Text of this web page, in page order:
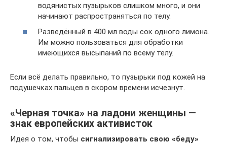
водянистых пузырьков слишком много, и они
начинают распространяться по телу.
Разведённый в 400 мл воды сок одного лимона.
Им можно пользоваться для обработки
имеющихся высыпаний по всему телу.
Если всё делать правильно, то пузырьки под кожей на
подушечках пальцев в скором времени исчезнут.
«Черная точка» на ладони женщины —
знак европейских активисток
Идея о том, чтобы сигнализировать свою «беду»